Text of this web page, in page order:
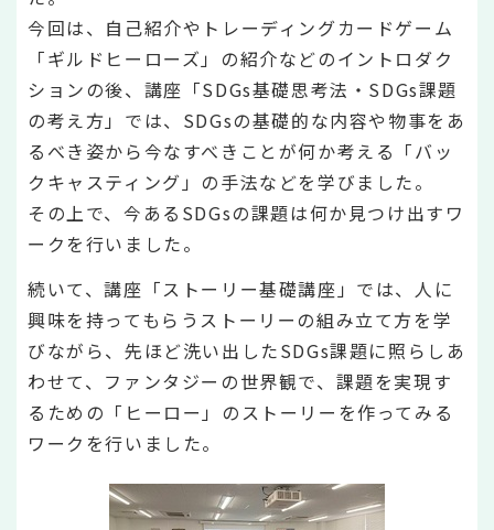
今回は、自己紹介やトレーディングカードゲーム
「ギルドヒーローズ」の紹介などのイントロダク
ションの後、講座「SDGs基礎思考法・SDGs課題
の考え方」では、SDGsの基礎的な内容や物事をあ
るべき姿から今なすべきことが何か考える「バッ
クキャスティング」の手法などを学びました。
その上で、今あるSDGsの課題は何か見つけ出すワ
ークを行いました。
続いて、講座「ストーリー基礎講座」では、人に
興味を持ってもらうストーリーの組み立て方を学
びながら、先ほど洗い出したSDGs課題に照らしあ
わせて、ファンタジーの世界観で、課題を実現す
るための「ヒーロー」のストーリーを作ってみる
ワークを行いました。